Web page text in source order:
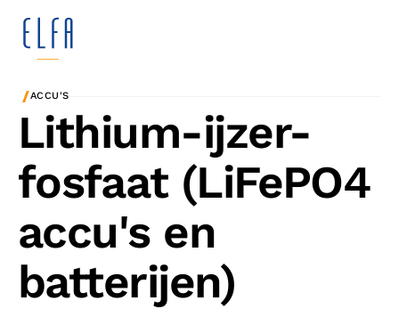
/ACCU'S
Lithium-ijzer-
fosfaat (LiFePO4
accu's en
batterijen)